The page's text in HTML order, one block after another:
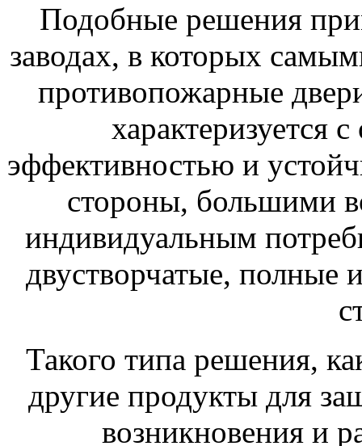
Подобные решения
заводах, в которых
противопожарные
характеризуется
эффективностью и
стороны, большими
индивидуальным
двустворчатые, полные
Такого типа решения,
другие продукты для
возникновения и